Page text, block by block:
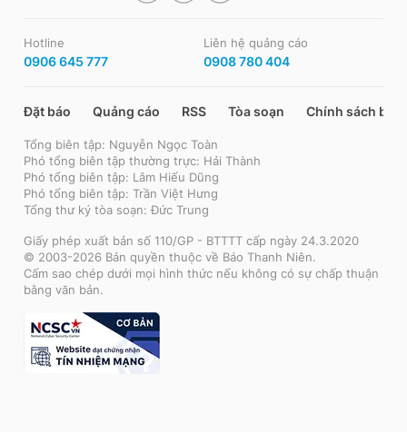
Hotline
0906 645 777
Liên hệ quảng cáo
0908 780 404
Đặt báo Quảng cáo RSS Tòa soạn Chính sách bảo
Tổng biên tập: Nguyễn Ngọc Toàn
Phó tổng biên tập thường trực: Hải Thành
Phó tổng biên tập: Lâm Hiếu Dũng
Phó tổng biên tập: Trần Việt Hưng
Tổng thư ký tòa soạn: Đức Trung
Giấy phép xuất bản số 110/GP - BTTTT cấp ngày 24.3.2020
© 2003-2026 Bản quyền thuộc về Báo Thanh Niên.
Cấm sao chép dưới mọi hình thức nếu không có sự chấp thuận
bằng văn bản.